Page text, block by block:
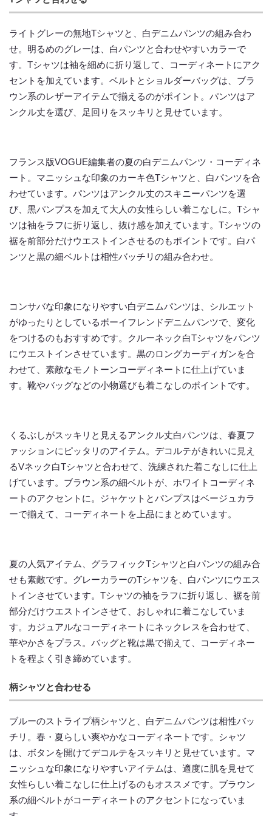
ライトグレーの無地Tシャツと、白デニムパンツの組み合わ
せ。明るめのグレーは、白パンツと合わせやすいカラーで
す。Tシャツは袖を細めに折り返して、コーディネートにアク
セントを加えています。ベルトとショルダーバッグは、ブラ
ウン系のレザーアイテムで揃えるのがポイント。パンツはア
ンクル丈を選び、足回りをスッキリと見せています。
フランス版VOGUE編集者の夏の白デニムパンツ・コーディネ
ート。マニッシュな印象のカーキ色Tシャツと、白パンツを合
わせています。パンツはアンクル丈のスキニーパンツを選
び、黒パンプスを加えて大人の女性らしい着こなしに。Tシャ
ツは袖をラフに折り返し、抜け感を加えています。Tシャツの
裾を前部分だけウエストインさせるのもポイントです。白パ
ンツと黒の細ベルトは相性バッチリの組み合わせ。
コンサバな印象になりやすい白デニムパンツは、シルエット
がゆったりとしているボーイフレンドデニムパンツで、変化
をつけるのもおすすめです。クルーネック白Tシャツをパンツ
にウエストインさせています。黒のロングカーディガンを合
わせて、素敵なモノトーンコーディネートに仕上げていま
す。靴やバッグなどの小物選びも着こなしのポイントです。
くるぶしがスッキリと見えるアンクル丈白パンツは、春夏フ
ァッションにピッタリのアイテム。デコルテがきれいに見え
るVネック白Tシャツと合わせて、洗練された着こなしに仕上
げています。ブラウン系の細ベルトが、ホワイトコーディネ
ートのアクセントに。ジャケットとパンプスはベージュカラ
ーで揃えて、コーディネートを上品にまとめています。
夏の人気アイテム、グラフィックTシャツと白パンツの組み合
せも素敵です。グレーカラーのTシャツを、白パンツにウエス
トインさせています。Tシャツの袖をラフに折り返し、裾を前
部分だけウエストインさせて、おしゃれに着こなしていま
す。カジュアルなコーディネートにネックレスを合わせて、
華やかさをプラス。バッグと靴は黒で揃えて、コーディネー
トを程よく引き締めています。
柄シャツと合わせる
ブルーのストライプ柄シャツと、白デニムパンツは相性バッ
チリ。春・夏らしい爽やかなコーディネートです。シャツ
は、ボタンを開けてデコルテをスッキリと見せています。マ
ニッシュな印象になりやすいアイテムは、適度に肌を見せて
女性らしい着こなしに仕上げるのもオススメです。ブラウン
系の細ベルトがコーディネートのアクセントになっていま